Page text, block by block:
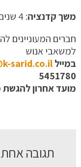
משךקדנציה: 4 שנים
חברים המעוניינים
למשאבי אנוש
במיילsarid.co.il
5451780
מועד אחרון להגשת
תגובה אחת